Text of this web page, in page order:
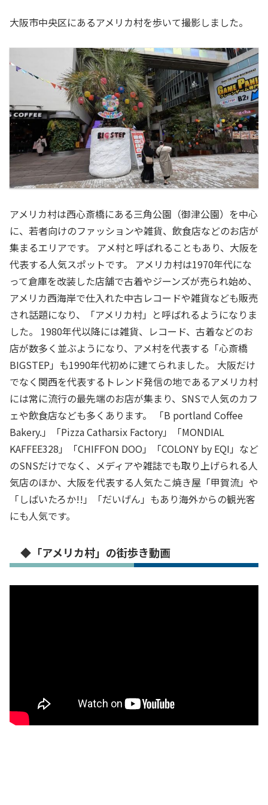
大阪市中央区にあるアメリカ村を歩いて撮影しました。
アメリカ村は西心斎橋にある三角公園（御津公園）を中心
に、若者向けのファッションや雑貨、飲食店などのお店が
集まるエリアです。 アメ村と呼ばれることもあり、大阪を
代表する人気スポットです。 アメリカ村は1970年代にな
って倉庫を改装した店舗で古着やジーンズが売られ始め、
アメリカ西海岸で仕入れた中古レコードや雑貨なども販売
され話題になり、「アメリカ村」と呼ばれるようになりま
した。 1980年代以降には雑貨、レコード、古着などのお
店が数多く並ぶようになり、アメ村を代表する「心斎橋
BIGSTEP」も1990年代初めに建てられました。 大阪だけ
でなく関西を代表するトレンド発信の地であるアメリカ村
には常に流行の最先端のお店が集まり、SNSで人気のカフ
ェや飲食店なども多くあります。 「B portland Coffee
Bakery.」「Pizza Catharsix Factory」「MONDIAL
KAFFEE328」「CHIFFON DOO」「COLONY by EQI」など
のSNSだけでなく、メディアや雑誌でも取り上げられる人
気店のほか、大阪を代表する人気たこ焼き屋「甲賀流」や
「しばいたろか!!」「だいげん」もあり海外からの観光客
にも人気です。
◆「アメリカ村」の街歩き動画